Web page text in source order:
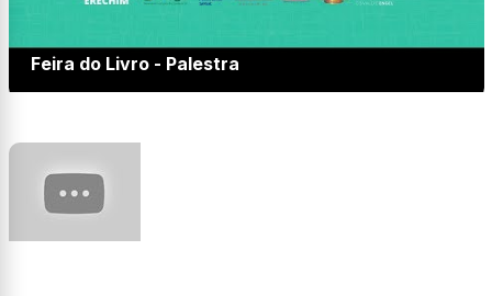
Feira do Livro - Palestra